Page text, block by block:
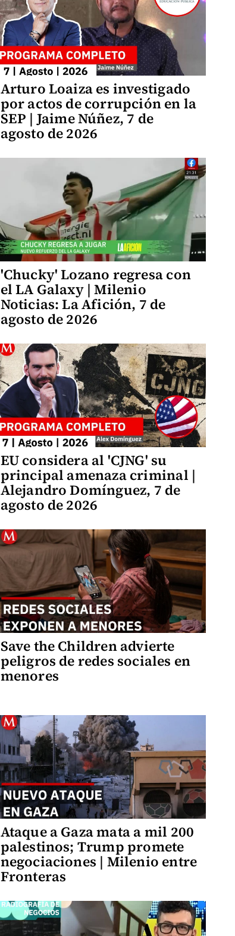
Arturo Loaiza es investigado
por actos de corrupción en la
SEP | Jaime Núñez, 7 de
agosto de 2026
'Chucky' Lozano regresa con
el LA Galaxy | Milenio
Noticias: La Afición, 7 de
agosto de 2026
EU considera al 'CJNG' su
principal amenaza criminal |
Alejandro Domínguez, 7 de
agosto de 2026
Save the Children advierte
peligros de redes sociales en
menores
Ataque a Gaza mata a mil 200
palestinos; Trump promete
negociaciones | Milenio entre
Fronteras